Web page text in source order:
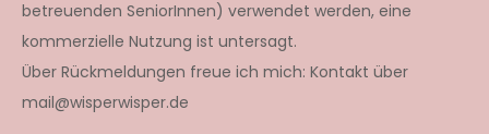
betreuenden SeniorInnen) verwendet werden, eine
kommerzielle Nutzung ist untersagt.
Über Rückmeldungen freue ich mich: Kontakt über
mail@wisperwisper.de